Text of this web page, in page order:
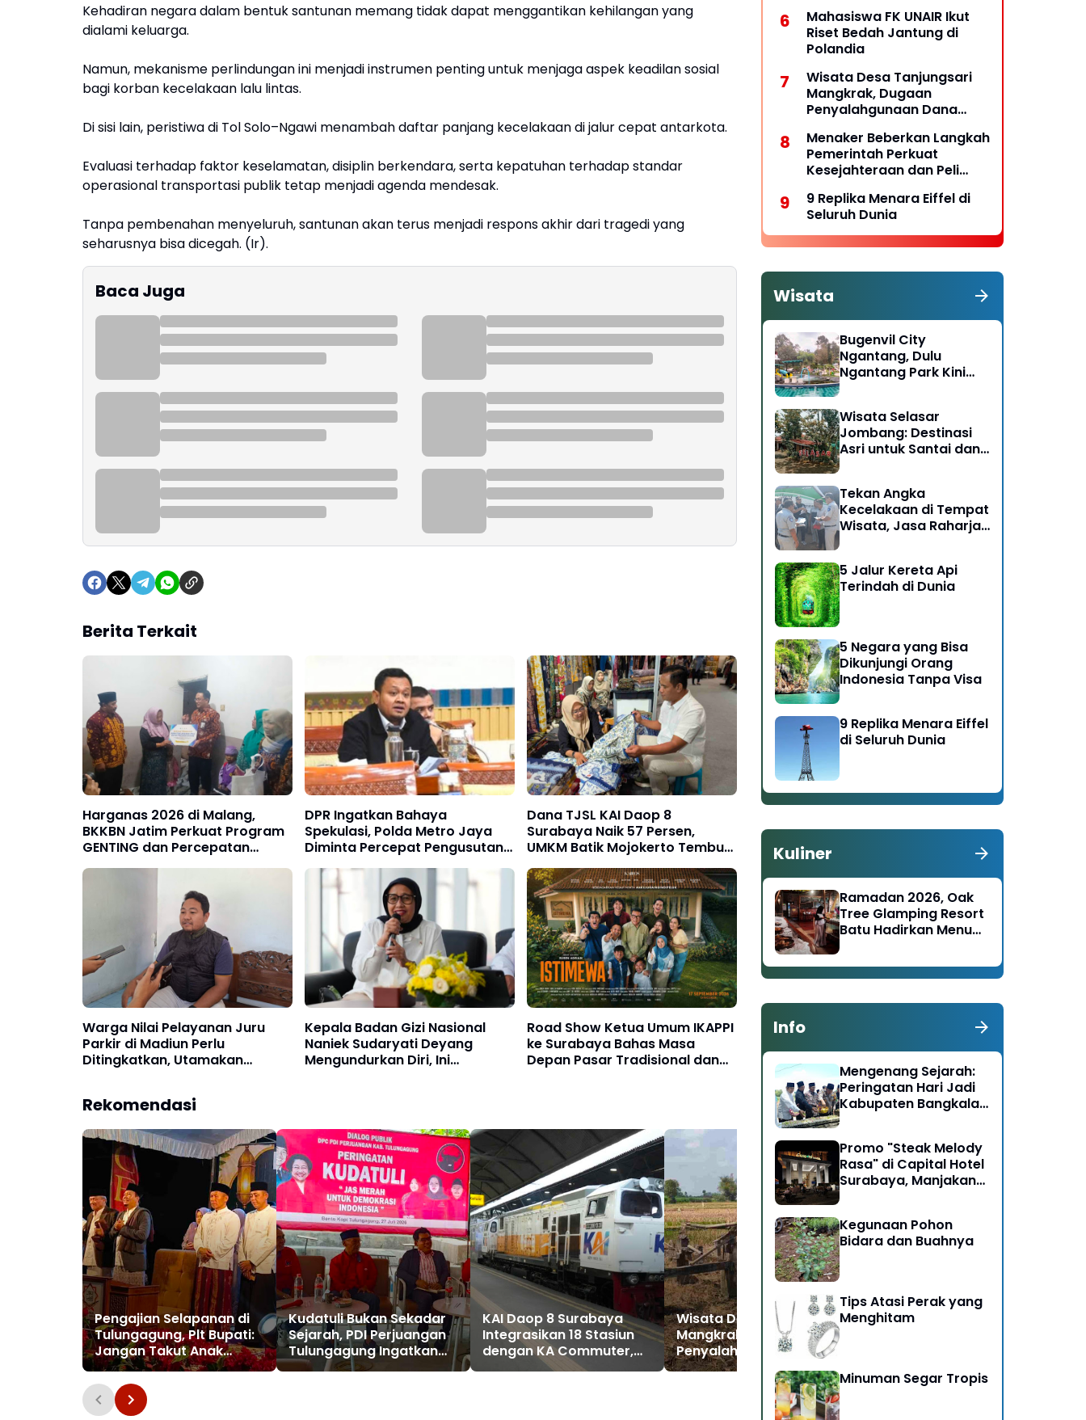
Kehadiran negara dalam bentuk santunan memang tidak dapat menggantikan kehilangan yang
dialami keluarga.
Namun, mekanisme perlindungan ini menjadi instrumen penting untuk menjaga aspek keadilan sosial
bagi korban kecelakaan lalu lintas.
Di sisi lain, peristiwa di Tol Solo–Ngawi menambah daftar panjang kecelakaan di jalur cepat antarkota.
Evaluasi terhadap faktor keselamatan, disiplin berkendara, serta kepatuhan terhadap standar
operasional transportasi publik tetap menjadi agenda mendesak.
Tanpa pembenahan menyeluruh, santunan akan terus menjadi respons akhir dari tragedi yang
seharusnya bisa dicegah. (Ir).
Baca Juga
Berita Terkait
Harganas 2026 di Malang,
BKKBN Jatim Perkuat Program
GENTING dan Percepatan
Penurunan Stunting
DPR Ingatkan Bahaya
Spekulasi, Polda Metro Jaya
Diminta Percepat Pengusutan
Kematian Sutrimo
Dana TJSL KAI Daop 8
Surabaya Naik 57 Persen,
UMKM Batik Mojokerto Tembus
Indonesia Fashion Week 2026
Warga Nilai Pelayanan Juru
Parkir di Madiun Perlu
Ditingkatkan, Utamakan
Kepala Badan Gizi Nasional
Naniek Sudaryati Deyang
Mengundurkan Diri, Ini
Road Show Ketua Umum IKAPPI
ke Surabaya Bahas Masa
Depan Pasar Tradisional dan
Rekomendasi
Pengajian Selapanan di
Tulungagung, Plt Bupati:
Jangan Takut Anak
Ramai di Masjid
Kudatuli Bukan Sekadar
Sejarah, PDI Perjuangan
Tulungagung Ingatkan
Ancaman Kemunduran
KAI Daop 8 Surabaya
Integrasikan 18 Stasiun
dengan KA Commuter,
Perjalanan Makin Praktis
Wisata Desa Tanjungsari
Mangkrak, Dugaan
Penyalahgunaan Dana
Desa Belum Tuntas
Spekulasi, Polda Metro
Jaya Diminta Percepat
Pengusutan Kematian
Kerja
Mahasiswa FK UNAIR Ikut
Riset Bedah Jantung di
Polandia
Wisata Desa Tanjungsari
Mangkrak, Dugaan
Penyalahgunaan Dana
Menaker Beberkan Langkah
Pemerintah Perkuat
Kesejahteraan dan Peli
9 Replika Menara Eiffel di
Seluruh Dunia
Wisata
Bugenvil City
Ngantang, Dulu
Ngantang Park Kini
Wisata Selasar
Jombang: Destinasi
Asri untuk Santai dan
Tekan Angka
Kecelakaan di Tempat
Wisata, Jasa Raharja
Pengobatan Gratis di
Kawasan Gunung
5 Jalur Kereta Api
Terindah di Dunia
5 Negara yang Bisa
Dikunjungi Orang
Indonesia Tanpa Visa
9 Replika Menara Eiffel
di Seluruh Dunia
Kuliner
Ramadan 2026, Oak
Tree Glamping Resort
Batu Hadirkan Menu
Tengah
Info
Mengenang Sejarah:
Peringatan Hari Jadi
Kabupaten Bangkalan
Promo "Steak Melody
Rasa" di Capital Hotel
Surabaya, Manjakan
Kegunaan Pohon
Bidara dan Buahnya
Tips Atasi Perak yang
Menghitam
Minuman Segar Tropis